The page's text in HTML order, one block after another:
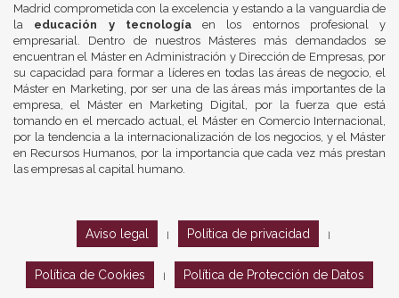
Madrid comprometida con la excelencia y estando a la vanguardia de
la educación y tecnologíaen los entornos profesional y
empresarial. Dentro de nuestros Másteres más demandados se
encuentran el Máster en Administración y Dirección de Empresas, por
su capacidad para formar a líderes en todas las áreas de negocio, el
Máster en Marketing, por ser una de las áreas más importantes de la
empresa, el Máster en Marketing Digital, por la fuerza que está
tomando en el mercado actual, el Máster en Comercio Internacional,
por la tendencia a la internacionalización de los negocios, y el Máster
en Recursos Humanos, por la importancia que cada vez más prestan
las empresas al capital humano.
Aviso legal Política de privacidad
Política de Cookies Política de Protección de Datos